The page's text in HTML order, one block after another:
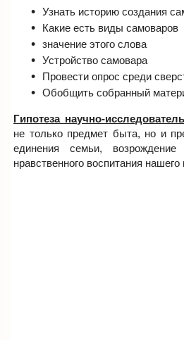
Узнать историю создания
Какие есть виды самоваров
значение этого слова
Устройство самовара
Провести опрос среди
Обобщить собранный
Гипотеза научно-
не только предмет быта, но и
единения семьи,
нравственного воспитания нашего